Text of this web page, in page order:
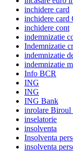
inchidere card
inchidere card
inchidere cont
indemnizatie
Indemnizatie
indemnizatie
indemnizatie
Info BCR
ING
ING
ING Bank
inrolare Biroul
inselatorie
insolventa
Insolventa
insolventa